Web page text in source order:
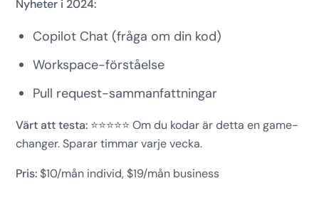
Nyheter i 2024:
Copilot Chat (fråga om din kod)
Workspace-förståelse
Pull request-sammanfattningar
Värt att testa: ⭐⭐⭐⭐⭐ Om du kodar är detta en game-
changer. Sparar timmar varje vecka.
Pris:$10/mån individ, $19/mån business